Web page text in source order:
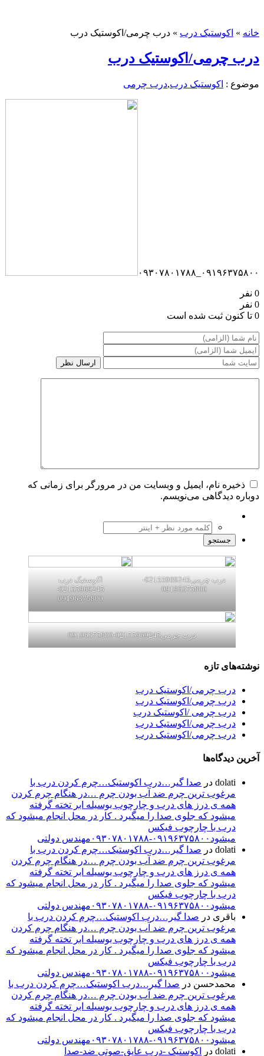
خانه » اکوستیک درب » درب چرمی/اکوستیک درب
درب چرمی/اکوستیک درب
موضوع : اکوستیک درب,درب چرمی
۰۹۱۹۶۳۷۵۸۰۰_۰۹۳۰۷۸۰۱۷۸۸
0 نفر
0 نفر
0 تا کنون ثبت شده است
ذخیره نام، ایمیل و وبسایت من در مرورگر برای زمانی که
دوباره دیدگاهی می‌نویسم.
درب چرمی02155969245-
09196375800
اکوستیک درب
02155969245-
09196375800
درب چرمی02155969245-09196375800
نوشته‌های تازه
درب چرمی/اکوستیک درب
درب چرمی/اکوستیک درب
درب چرمی /اکوستیک درب
درب چرمی/اکوستیک درب
درب چرمی/اکوستیک درب
آخرین دیدگاه‌ها
dolati در صدا گیر…درب اکوستیک…چرم کردن درب با
مرغوب ترین چرم ضد آب بودن چرم …در هنگام چرم کردن
همه ی درز های درب و چارچوب بوسیله ابر تخته گرفته
میشود که جلوی صدا را میگیرد . کار در محل انجام میشود که
درب با چارچوب فیکس
میشود۰۹۱۹۶۳۷۵۸۰۰-۰۹۳۰۷۸۰۱۷۸۸مهندس دولتی
dolati در صدا گیر…درب اکوستیک…چرم کردن درب با
مرغوب ترین چرم ضد آب بودن چرم …در هنگام چرم کردن
همه ی درز های درب و چارچوب بوسیله ابر تخته گرفته
میشود که جلوی صدا را میگیرد . کار در محل انجام میشود که
درب با چارچوب فیکس
میشود۰۹۱۹۶۳۷۵۸۰۰-۰۹۳۰۷۸۰۱۷۸۸مهندس دولتی
باقری در صدا گیر…درب اکوستیک…چرم کردن درب با
مرغوب ترین چرم ضد آب بودن چرم …در هنگام چرم کردن
همه ی درز های درب و چارچوب بوسیله ابر تخته گرفته
میشود که جلوی صدا را میگیرد . کار در محل انجام میشود که
درب با چارچوب فیکس
میشود۰۹۱۹۶۳۷۵۸۰۰-۰۹۳۰۷۸۰۱۷۸۸مهندس دولتی
محمدحسن در صدا گیر…درب اکوستیک…چرم کردن درب با
مرغوب ترین چرم ضد آب بودن چرم …در هنگام چرم کردن
همه ی درز های درب و چارچوب بوسیله ابر تخته گرفته
میشود که جلوی صدا را میگیرد . کار در محل انجام میشود که
درب با چارچوب فیکس
میشود۰۹۱۹۶۳۷۵۸۰۰-۰۹۳۰۷۸۰۱۷۸۸مهندس دولتی
dolati در اکوستیک -درب عایق-صوتی ضد-صدا